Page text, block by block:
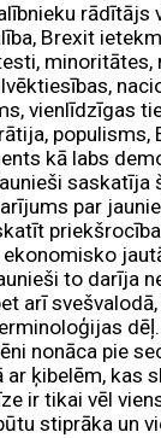
rādītājs
Brexit
minoritātes,
vienlīdzīgas
populisms,
kā labs
saskatīja
par
to darīja
arī
nonāca pie
ar ķibelēm, kas
ir tikai vēl
stiprāka un